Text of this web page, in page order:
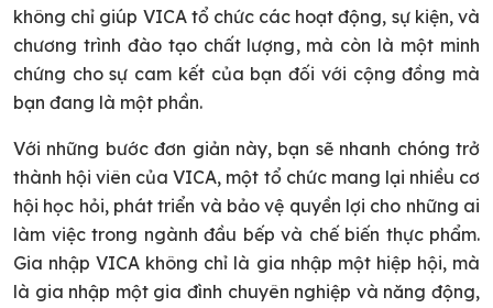
không chỉ giúp VICA tổ chức các hoạt động, sự kiện, và
chương trình đào tạo chất lượng, mà còn là một minh
chứng cho sự cam kết của bạn đối với cộng đồng mà
bạn đang là một phần.
Với những bước đơn giản này, bạn sẽ nhanh chóng trở
thành hội viên của VICA, một tổ chức mang lại nhiều cơ
hội học hỏi, phát triển và bảo vệ quyền lợi cho những ai
làm việc trong ngành đầu bếp và chế biến thực phẩm.
Gia nhập VICA không chỉ là gia nhập một hiệp hội, mà
là gia nhập một gia đình chuyên nghiệp và năng động,